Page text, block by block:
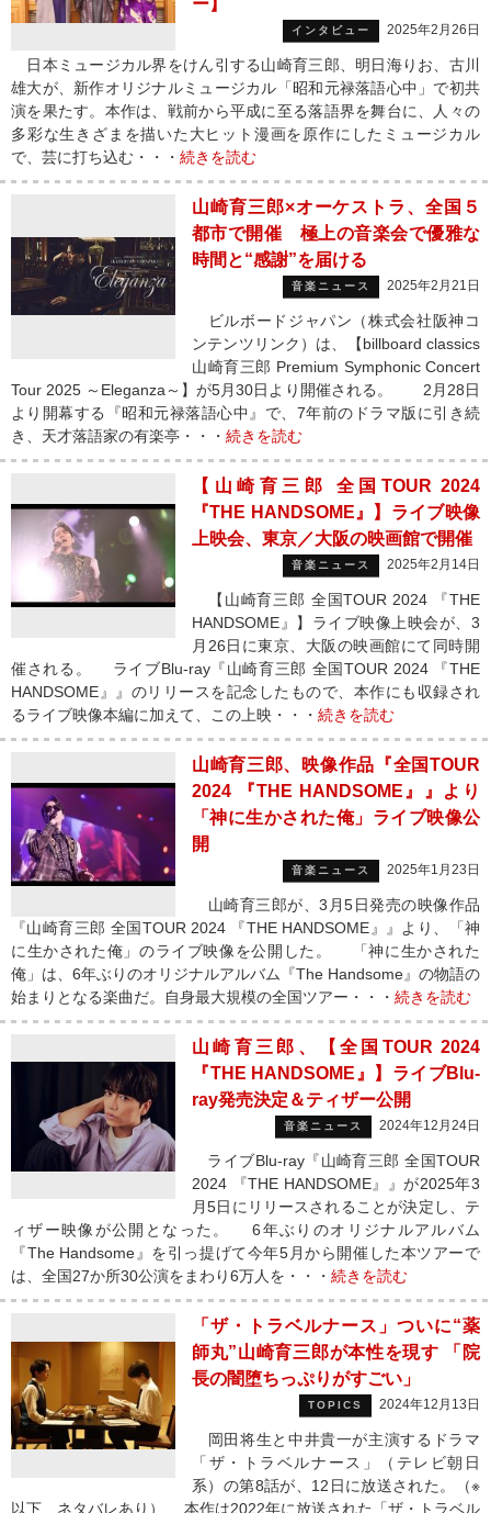
ー】
インタビュー 2025年2月26日
日本ミュージカル界をけん引する山崎育三郎、明日海りお、古川
雄大が、新作オリジナルミュージカル「昭和元禄落語心中」で初共
演を果たす。本作は、戦前から平成に至る落語界を舞台に、人々の
多彩な生きざまを描いた大ヒット漫画を原作にしたミュージカル
で、芸に打ち込む・・・ 続きを読む
山崎育三郎×オーケストラ、全国５
都市で開催 極上の音楽会で優雅な
時間と“感謝”を届ける
音楽ニュース 2025年2月21日
ビルボードジャパン（株式会社阪神コ
ンテンツリンク）は、【billboard classics
山崎育三郎 Premium Symphonic Concert
Tour 2025 ～Eleganza～】が5月30日より開催される。 2月28日
より開幕する『昭和元禄落語心中』で、7年前のドラマ版に引き続
き、天才落語家の有楽亭・・・ 続きを読む
【山崎育三郎 全国TOUR 2024
『THE HANDSOME』】ライブ映像
上映会、東京／大阪の映画館で開催
音楽ニュース 2025年2月14日
【山崎育三郎 全国TOUR 2024 『THE
HANDSOME』】ライブ映像上映会が、3
月26日に東京、大阪の映画館にて同時開
催される。 ライブBlu-ray『山崎育三郎 全国TOUR 2024 『THE
HANDSOME』』のリリースを記念したもので、本作にも収録され
るライブ映像本編に加えて、この上映・・・ 続きを読む
山崎育三郎、映像作品『全国TOUR
2024 『THE HANDSOME』』より
「神に生かされた俺」ライブ映像公
開
音楽ニュース 2025年1月23日
山崎育三郎が、3月5日発売の映像作品
『山崎育三郎 全国TOUR 2024 『THE HANDSOME』』より、「神
に生かされた俺」のライブ映像を公開した。 「神に生かされた
俺」は、6年ぶりのオリジナルアルバム『The Handsome』の物語の
始まりとなる楽曲だ。自身最大規模の全国ツアー・・・ 続きを読む
山崎育三郎、【全国TOUR 2024
『THE HANDSOME』】ライブBlu-
ray発売決定＆ティザー公開
音楽ニュース 2024年12月24日
ライブBlu-ray『山崎育三郎 全国TOUR
2024 『THE HANDSOME』』が2025年3
月5日にリリースされることが決定し、テ
ィザー映像が公開となった。 6年ぶりのオリジナルアルバム
『The Handsome』を引っ提げて今年5月から開催した本ツアーで
は、全国27か所30公演をまわり6万人を・・・ 続きを読む
「ザ・トラベルナース」ついに“薬
師丸”山崎育三郎が本性を現す 「院
長の闇堕ちっぷりがすごい」
TOPICS 2024年12月13日
岡田将生と中井貴一が主演するドラマ
「ザ・トラベルナース」（テレビ朝日
系）の第8話が、12日に放送された。（※
以下、ネタバレあり） 本作は2022年に放送された「ザ・トラベル